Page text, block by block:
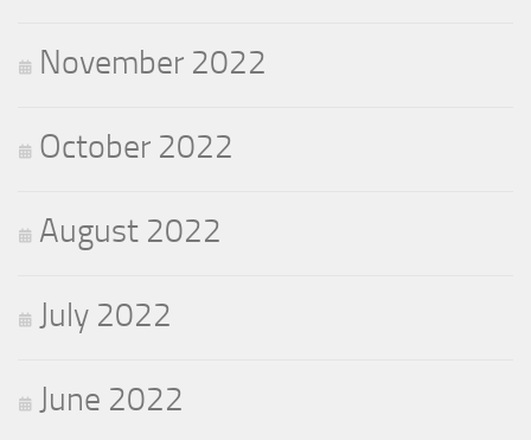
November 2022
October 2022
August 2022
July 2022
June 2022